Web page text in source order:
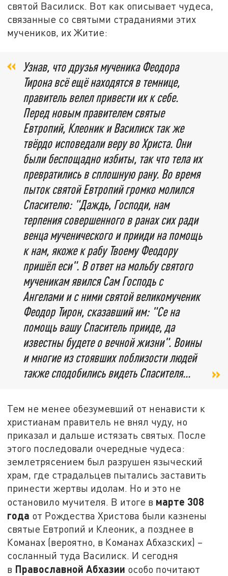
святой Василиск. Вот как описывает чудеса,
связанные со святыми страданиями этих
мучеников, их Житие:
Узнав, что друзья мученика Феодора
Тирона всё ещё находятся в темнице,
правитель велел привести их к себе.
Перед новым правителем святые
Евтропий, Клеоник и Василиск так же
твёрдо исповедали веру во Христа. Они
были беспощадно избиты, так что тела их
превратились в сплошную рану. Во время
пыток святой Евтропий громко молился
Спасителю: "Даждь, Господи, нам
терпения совершенного в ранах сих ради
венца мученического и прииди на помощь
к нам, якоже к рабу Твоему Феодору
пришёл еси". В ответ на мольбу святого
мученикам явился Сам Господь с
Ангелами и с ними святой великомученик
Феодор Тирон, сказавший им: "Се на
помощь вашу Спаситель прииде, да
известны будете о вечной жизни". Воины
и многие из стоявших поблизости людей
также сподобились видеть Спасителя...
Тем не менее обезумевший от ненависти к
христианам правитель не внял чуду, но
приказал и дальше истязать святых. После
этого последовали очередные чудеса:
землетрясением был разрушен языческий
храм, где страдальцев пытались заставить
принести жертвы идолам. Но и это не
остановило мучителя. В итоге в марте 308
года от Рождества Христова были казнены
святые Евтропий и Клеоник, а позднее в
Команах (вероятно, в Команах Абхазских) –
сосланный туда Василиск. И сегодня
в Православной Абхазии особо почитают